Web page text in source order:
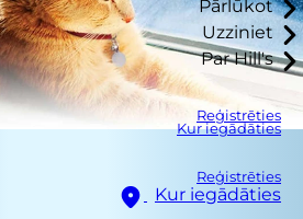
Pārlūkot
Uzziniet
Par Hill's
Reģistrēties
Kur iegādāties
Reģistrēties
Kur iegādāties